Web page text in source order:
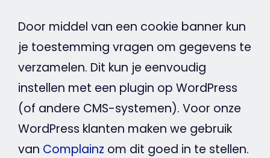
Door middel van een cookie banner kun
je toestemming vragen om gegevens te
verzamelen. Dit kun je eenvoudig
instellen met een plugin op WordPress
(of andere CMS-systemen). Voor onze
WordPress klanten maken we gebruik
van Complainz om dit goed in te stellen.